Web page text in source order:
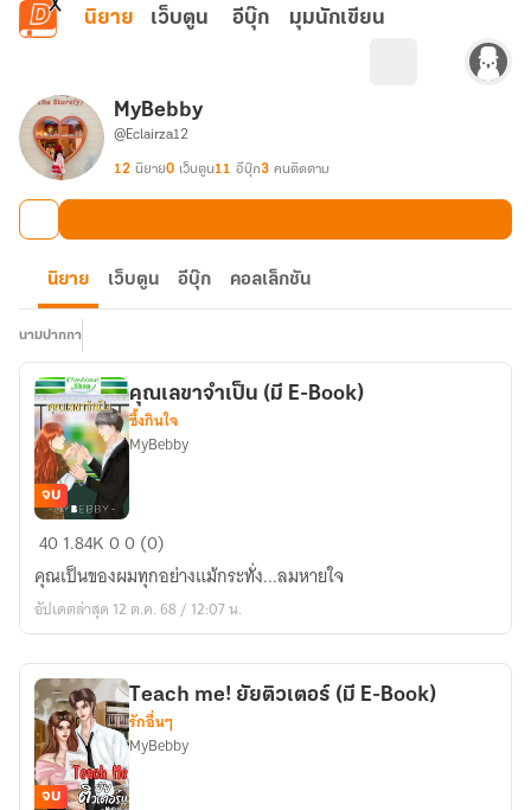
ข้ามไปยังเนื้อหาหลัก
นิยาย เว็บตูน อีบุ๊ก มุมนักเขียน
MyBebby
@Eclairza12
12 นิยาย0 เว็บตูน11 อีบุ๊ก3 คนติดตาม
นิยาย เว็บตูน อีบุ๊ก คอลเล็กชัน
นามปากกา
คุณ
เลขา
จำเป็น
(มี
Book)
จบ
คุณเลขาจำเป็น (มี E-Book)
ซึ้งกินใจ
MyBebby
401.84K00 (0)
คุณเป็นของผมทุกอย่างแม้กระทั่ง...ลมหายใจ
อัปเดตล่าสุด 12 ต.ค. 68 / 12:07 น.
จบ
Teach me! ยัยติวเตอร์ (มี E-Book)
รักอื่นๆ
MyBebby